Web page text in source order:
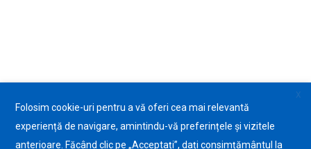
X
Folosim cookie-uri pentru a vă oferi cea mai relevantă
experiență de navigare, amintindu-vă preferințele și vizitele
anterioare. Făcând clic pe „Acceptați”, dați consimțământul la